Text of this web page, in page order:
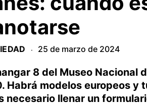
· 25 de marzo de 2024
8 del Museo Nacional
Habrá modelos europeos y
necesario llenar un